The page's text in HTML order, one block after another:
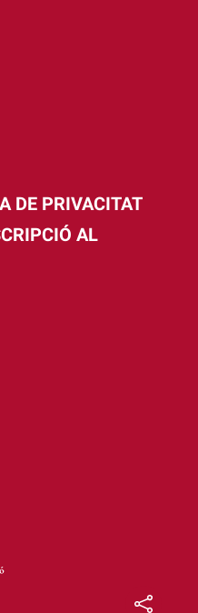
DE PRIVACITAT
AL